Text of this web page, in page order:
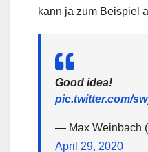
kann ja zum Beispiel
Good idea!
pic.twitter.com/
— Max Weinbach
April 29, 2020